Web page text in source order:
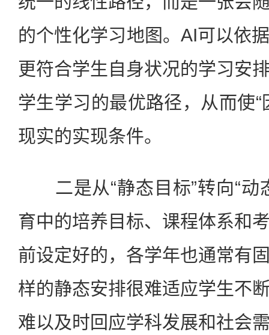
的个性化学习地图。AI可以依
更符合学生自身状况的学习安
学生学习的最优路径，从而使“
现实的实现条件。
二是从“静态目标”转向“动
育中的培养目标、课程体系和
前设定好的，各学年也通常有
样的静态安排很难适应学生不
难以及时回应学科发展和社会